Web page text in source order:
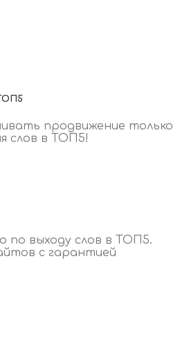
продвижение только
слов в ТОП5!
по выходу слов в ТОП5.
с гарантией